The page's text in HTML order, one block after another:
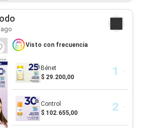
Visto con frecuencia
Bénet
$ 29.200,00
Control
$ 102.655,00